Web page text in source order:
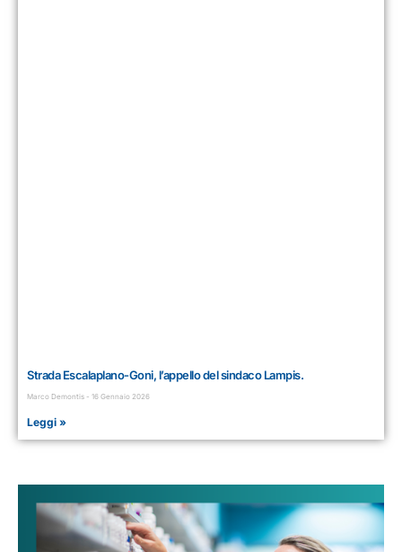
Strada Escalaplano-Goni, l’appello del sindaco Lampis.
Marco Demontis 16 Gennaio 2026
Leggi »